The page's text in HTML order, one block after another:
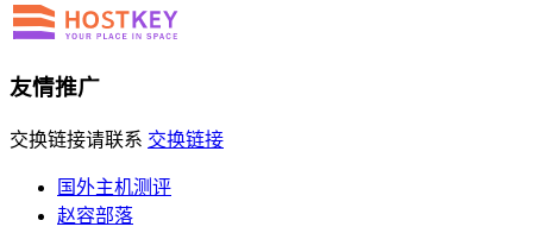
友情推广
交换链接请联系 交换链接
国外主机测评
赵容部落